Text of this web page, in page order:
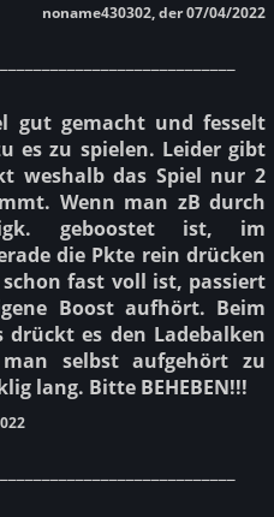
noname430302, der 07/04/2022
gut gemacht und fesselt
es zu spielen. Leider gibt
weshalb das Spiel nur 2
Wenn man zB durch
geboostet ist, im
die Pkte rein drücken
fast voll ist, passiert
Boost aufhört. Beim
drückt es den Ladebalken
selbst aufgehört zu
lang. Bitte BEHEBEN!!!